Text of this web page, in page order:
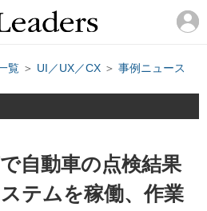
覧 ＞ UI／UX／CX ＞ 事例ニュース
自動車の点検結果
テムを稼働、作業